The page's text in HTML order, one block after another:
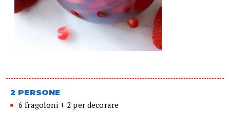
2 PERSONE
6 fragoloni + 2 per decorare